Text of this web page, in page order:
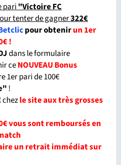
pari"Victoire FC
tenter de gagner322€
pour obtenirun 1er
!
dans le formulaire
ceNOUVEAU Bonus
1er pari de 100€
" !
chezle site aux très grosses
vous sont remboursés en
un retrait immédiat sur